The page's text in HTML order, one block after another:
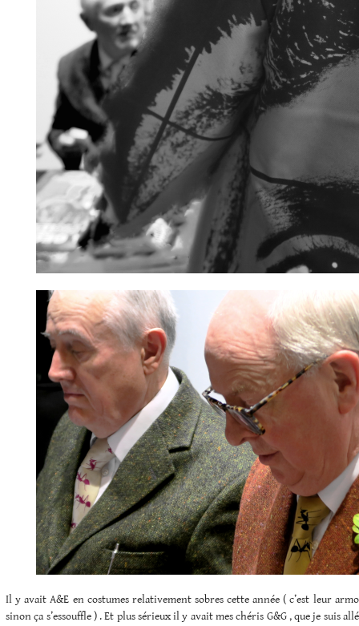
Il y avait A&E en costumes relativement sobres cette année ( c’est leur
sinon ça s’essouffle ) . Et plus sérieux il y avait mes chéris G&G , que je suis